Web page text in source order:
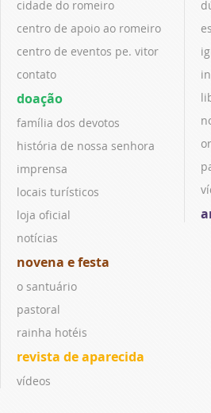
cidade do romeiro
centro de apoio ao romeiro
centro de eventos pe. vitor
contato
doação
família dos devotos
história de nossa senhora
imprensa
locais turísticos
loja oficial
notícias
novena e festa
o santuário
pastoral
rainha hotéis
revista de aparecida
vídeos